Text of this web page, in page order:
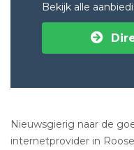
Bekijk alle
Nieuwsgierig naar de
internetprovider in